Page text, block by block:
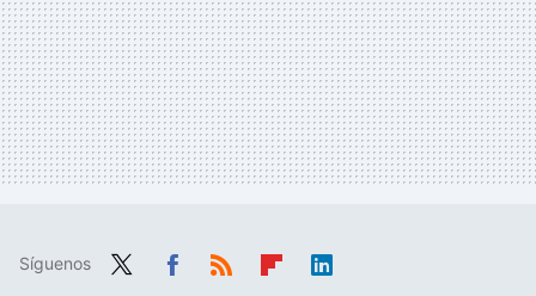
Síguenos